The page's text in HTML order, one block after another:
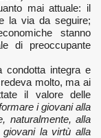
mai attuale: il
la via da seguire;
stanno
di preoccupante
condotta integra e
molto, ma ai
il valore delle
i giovani alla
naturalmente, alla
la virtù alla